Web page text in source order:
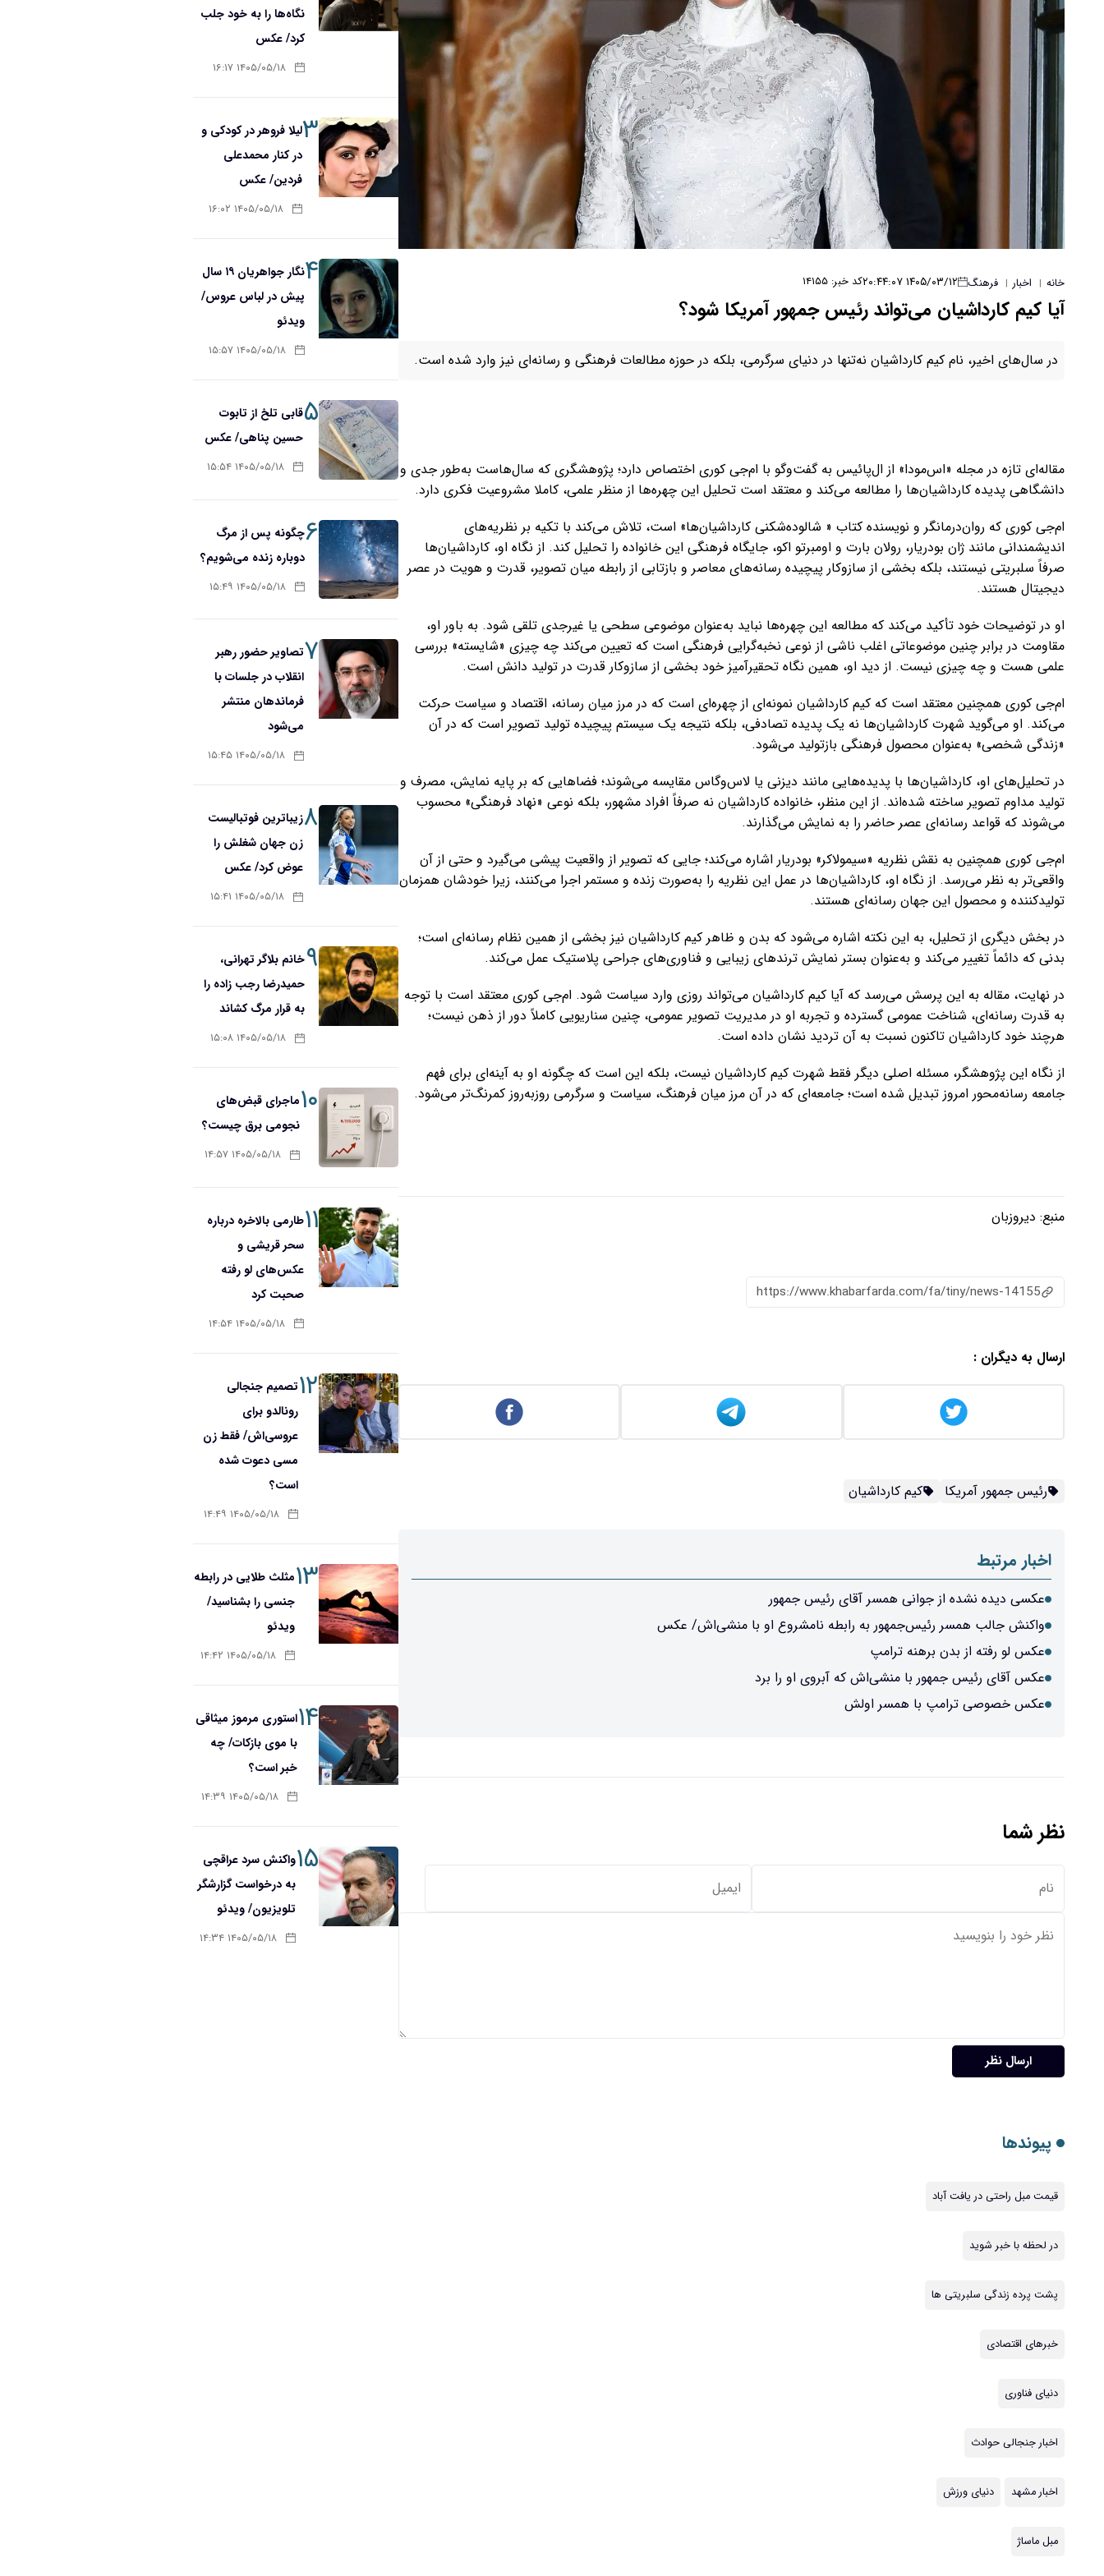
خانه | اخبار | فرهنگ ۱۴۰۵/۰۳/۱۲ ۲۰:۴۴:۰۷ کد خبر: ۱۴۱۵۵
آیا کیم کارداشیان می‌تواند رئیس جمهور آمریکا شود؟
در سال‌های اخیر، نام کیم کارداشیان نه‌تنها در دنیای سرگرمی، بلکه در حوزه مطالعات فرهنگی و رسانه‌ای نیز وارد شده است.
مقاله‌ای تازه در مجله «اس‌مودا» از ال‌پائیس به گفت‌وگو با ام‌جی کوری اختصاص دارد؛ پژوهشگری که سال‌هاست به‌طور جدی و
دانشگاهی پدیده کارداشیان‌ها را مطالعه می‌کند و معتقد است تحلیل این چهره‌ها از منظر علمی، کاملا مشروعیت فکری دارد.
ام‌جی کوری که روان‌درمانگر و نویسنده کتاب « شالوده‌شکنی کارداشیان‌ها» است، تلاش می‌کند با تکیه بر نظریه‌های
اندیشمندانی مانند ژان بودریار، رولان بارت و اومبرتو اکو، جایگاه فرهنگی این خانواده را تحلیل کند. از نگاه او، کارداشیان‌ها
صرفاً سلبریتی نیستند، بلکه بخشی از سازوکار پیچیده رسانه‌های معاصر و بازتابی از رابطه میان تصویر، قدرت و هویت در عصر
دیجیتال هستند.
او در توضیحات خود تأکید می‌کند که مطالعه این چهره‌ها نباید به‌عنوان موضوعی سطحی یا غیرجدی تلقی شود. به باور او،
مقاومت در برابر چنین موضوعاتی اغلب ناشی از نوعی نخبه‌گرایی فرهنگی است که تعیین می‌کند چه چیزی «شایسته» بررسی
علمی هست و چه چیزی نیست. از دید او، همین نگاه تحقیرآمیز خود بخشی از سازوکار قدرت در تولید دانش است.
ام‌جی کوری همچنین معتقد است که کیم کارداشیان نمونه‌ای از چهره‌ای است که در مرز میان رسانه، اقتصاد و سیاست حرکت
می‌کند. او می‌گوید شهرت کارداشیان‌ها نه یک پدیده تصادفی، بلکه نتیجه یک سیستم پیچیده تولید تصویر است که در آن
«زندگی شخصی» به‌عنوان محصول فرهنگی بازتولید می‌شود.
در تحلیل‌های او، کارداشیان‌ها با پدیده‌هایی مانند دیزنی یا لاس‌وگاس مقایسه می‌شوند؛ فضاهایی که بر پایه نمایش، مصرف و
تولید مداوم تصویر ساخته شده‌اند. از این منظر، خانواده کارداشیان نه صرفاً افراد مشهور، بلکه نوعی «نهاد فرهنگی» محسوب
می‌شوند که قواعد رسانه‌ای عصر حاضر را به نمایش می‌گذارند.
ام‌جی کوری همچنین به نقش نظریه «سیمولاکر» بودریار اشاره می‌کند؛ جایی که تصویر از واقعیت پیشی می‌گیرد و حتی از آن
واقعی‌تر به نظر می‌رسد. از نگاه او، کارداشیان‌ها در عمل این نظریه را به‌صورت زنده و مستمر اجرا می‌کنند، زیرا خودشان همزمان
تولیدکننده و محصول این جهان رسانه‌ای هستند.
در بخش دیگری از تحلیل، به این نکته اشاره می‌شود که بدن و ظاهر کیم کارداشیان نیز بخشی از همین نظام رسانه‌ای است؛
بدنی که دائماً تغییر می‌کند و به‌عنوان بستر نمایش ترندهای زیبایی و فناوری‌های جراحی پلاستیک عمل می‌کند.
در نهایت، مقاله به این پرسش می‌رسد که آیا کیم کارداشیان می‌تواند روزی وارد سیاست شود. ام‌جی کوری معتقد است با توجه
به قدرت رسانه‌ای، شناخت عمومی گسترده و تجربه او در مدیریت تصویر عمومی، چنین سناریویی کاملاً دور از ذهن نیست؛
هرچند خود کارداشیان تاکنون نسبت به آن تردید نشان داده است.
از نگاه این پژوهشگر، مسئله اصلی دیگر فقط شهرت کیم کارداشیان نیست، بلکه این است که چگونه او به آینه‌ای برای فهم
جامعه رسانه‌محور امروز تبدیل شده است؛ جامعه‌ای که در آن مرز میان فرهنگ، سیاست و سرگرمی روزبه‌روز کمرنگ‌تر می‌شود.
منبع: دیروزبان
https://www.khabarfarda.com/fa/tiny/news-14155
ارسال به دیگران :
رئیس جمهور آمریکا کیم کارداشیان
اخبار مرتبط
عکسی دیده‌ نشده از جوانی همسر آقای رئیس جمهور
واکنش جالب همسر رئیس‌جمهور به رابطه‌ نامشروع او با منشی‌اش/ عکس
عکس لو رفته از بدن برهنه ترامپ
عکس آقای رئیس جمهور با منشی‌اش که آبروی او را برد
عکس خصوصی ترامپ با همسر اولش
نظر شما
ارسال نظر
نگاه‌ها را به خود جلب
کرد/ عکس
۱۴۰۵/۰۵/۱۸ ۱۶:۱۷
۳لیلا فروهر در کودکی و
در کنار محمدعلی
فردین/ عکس
۱۴۰۵/۰۵/۱۸ ۱۶:۰۲
۴
نگار جواهریان ۱۹ سال
پیش در لباس عروس/
ویدئو
۱۴۰۵/۰۵/۱۸ ۱۵:۵۷
۵قابی تلخ از تابوت
حسین پناهی/ عکس
۱۴۰۵/۰۵/۱۸ ۱۵:۵۴
۶چگونه پس از مرگ
دوباره زنده می‌شویم؟
۱۴۰۵/۰۵/۱۸ ۱۵:۴۹
۷تصاویر حضور رهبر
انقلاب در جلسات با
فرماندهان منتشر
می‌شود
۱۴۰۵/۰۵/۱۸ ۱۵:۴۵
۸زیباترین فوتبالیست
زن جهان شغلش را
عوض کرد/ عکس
۱۴۰۵/۰۵/۱۸ ۱۵:۴۱
۹خانم بلاگر تهرانی،
حمیدرضا رجب زاده را
به قرار مرگ کشاند
۱۴۰۵/۰۵/۱۸ ۱۵:۰۸
۱۰ماجرای قبض‌های
نجومی برق چیست؟
۱۴۰۵/۰۵/۱۸ ۱۴:۵۷
۱۱طارمی بالاخره درباره
سحر قریشی و
عکس‌های لو رفته
صحبت کرد
۱۴۰۵/۰۵/۱۸ ۱۴:۵۴
۱۲تصمیم جنجالی
رونالدو برای
عروسی‌اش/ فقط زن
مسی دعوت شده
است؟
۱۴۰۵/۰۵/۱۸ ۱۴:۴۹
۱۳مثلث طلایی در رابطه
جنسی را بشناسید/
ویدئو
۱۴۰۵/۰۵/۱۸ ۱۴:۴۲
۱۴استوری مرموز میثاقی
با موی بازکات/ چه
خبر است؟
۱۴۰۵/۰۵/۱۸ ۱۴:۳۹
۱۵واکنش سرد عراقچی
به درخواست گزارشگر
تلویزیون/ ویدئو
۱۴۰۵/۰۵/۱۸ ۱۴:۳۴
پیوندها
قیمت مبل راحتی در یافت آباد
در لحظه با خبر شوید
پشت پرده زندگی سلبریتی ها
خبرهای اقتصادی
دنیای فناوری
اخبار جنجالی حوادث
اخبار مشهد دنیای ورزش
مبل ماساژ